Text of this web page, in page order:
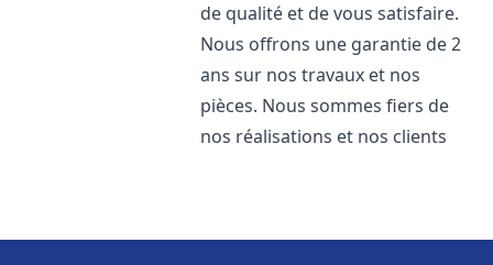
de qualité et de vous satisfaire.
Nous offrons une garantie de 2
ans sur nos travaux et nos
pièces. Nous sommes fiers de
nos réalisations et nos clients